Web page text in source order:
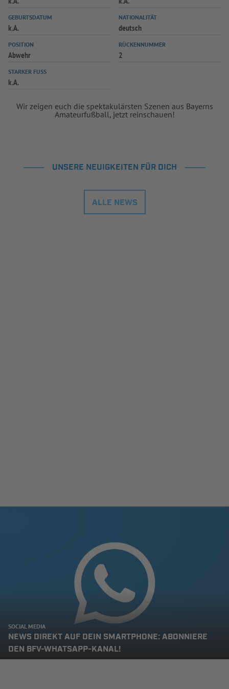
SPIELPLUS
GEBURTSDATUM
k.A.
NATIONALITÄT
deutsch
POSITION
Abwehr
RÜCKENNUMMER
2
STARKER FUSS
k.A.
Wir zeigen euch die spektakulärsten Szenen aus Bayerns
Amateurfußball, jetzt reinschauen!
UNSERE NEUIGKEITEN FÜR DICH
ALLE NEWS
SOCIAL MEDIA
NEWS DIREKT AUF DEIN SMARTPHONE: ABONNIERE
DEN BFV-WHATSAPP-KANAL!